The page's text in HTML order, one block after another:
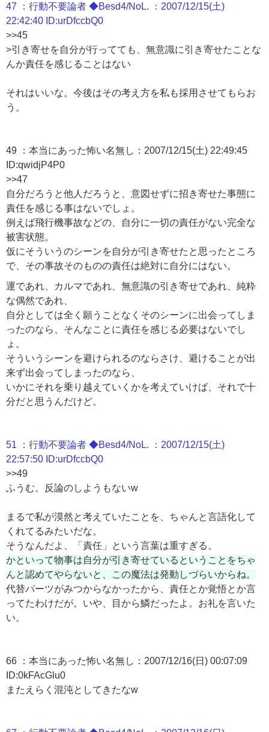
47 ：行動不要論者 ◆Besd4/NoL. ：2007/12/15(土)
22:42:40 ID:urDfccbQ0
>>45
>引き寄せを自分が行ってても、無意識に引き寄せたことな
んか責任を感じることはない
それはいいな。今後はその考え方を私も採用させてもらお
う。
49 ：本当にあった怖い名無し：2007/12/15(土) 22:49:45
ID:qwidjP4P0
>>47
自分だろうと他人だろうと、意図せずに招き寄せた事態に
責任を感じる事はないでしょ。
例えば飛行機事故などの、自分に一切の責任がない完全な
被害状態。
仮にそういうのシーンを自分が引き寄せたと思ったところ
で、その事故そのものの責任は絶対に自分にはない。
運であれ、カルマであれ、無意識の引き寄せであれ、純粋
な偶然であれ、
自分としては全く願うことなくそのシーンに出会ってしま
ったのなら、そんなことに責任を感じる必要はないでし
ょ。
そういうシーンを避けられるのならさけ、避けることが出
来ず出会ってしまったのなら、
いかにそれを乗り越えていくかを考えていけば、それで十
分だと思うんだけど。
51 ：行動不要論者 ◆Besd4/NoL. ：2007/12/15(土)
22:57:50 ID:urDfccbQ0
>>49
ふうむ。反論のしようもないw
まるで私が漠然と考えていたことを、ちゃんと言語化して
くれてるみたいだな。
そうなんだよ、「責任」という言葉は重すぎる。
かといって物事は自分が引き寄せているということをちゃ
んと認めてやらないと、この魔法は発動しづらいからね。
代替パーツがみつからなかったから、責任とか覚悟とか言
ってたわけだが。いや、目から鱗だったよ。お礼を言いた
い。
66 ：本当にあった怖い名無し：2007/12/16(日) 00:07:09
ID:0kFAcGlu0
またえらく混沌としてきたなw